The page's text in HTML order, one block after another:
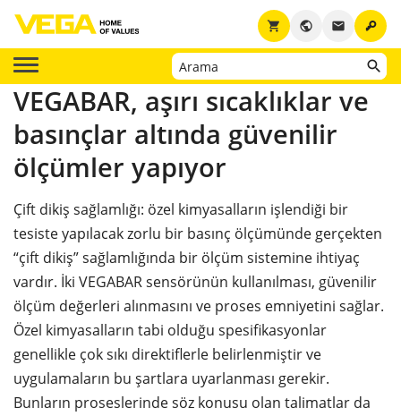
key
email
public
shopping_cart
VEGABAR, aşırı sıcaklıklar ve
basınçlar altında güvenilir
ölçümler yapıyor
Çift dikiş sağlamlığı: özel kimyasalların işlendiği bir
tesiste yapılacak zorlu bir basınç ölçümünde gerçekten
“çift dikiş” sağlamlığında bir ölçüm sistemine ihtiyaç
vardır. İki VEGABAR sensörünün kullanılması, güvenilir
ölçüm değerleri alınmasını ve proses emniyetini sağlar.
Özel kimyasalların tabi olduğu spesifikasyonlar
genellikle çok sıkı direktiflerle belirlenmiştir ve
uygulamaların bu şartlara uyarlanması gerekir.
Bunların proseslerinde söz konusu olan talimatlar da